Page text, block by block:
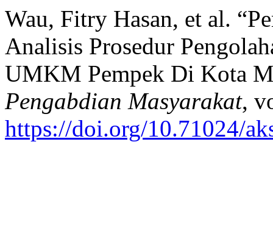
Wau, Fitry Hasan, et al.
Analisis Prosedur
UMKM Pempek Di Kota
Pengabdian Masyarakat,
https://doi.org/10.71024/